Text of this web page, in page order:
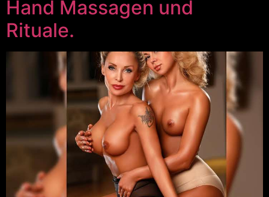
Hand Massagen und
Rituale.